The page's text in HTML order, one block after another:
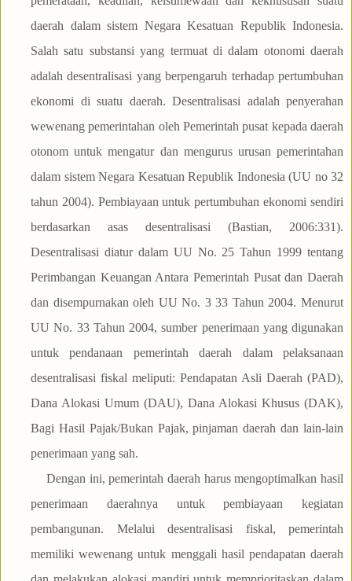
daerah dalam sistem Negara Kesatuan Republik Indonesia.
Salah satu substansi yang termuat di dalam otonomi daerah
adalah desentralisasi yang berpengaruh terhadap pertumbuhan
ekonomi di suatu daerah. Desentralisasi adalah penyerahan
wewenang pemerintahan oleh Pemerintah pusat kepada daerah
otonom untuk mengatur dan mengurus urusan pemerintahan
dalam sistem Negara Kesatuan Republik Indonesia (UU no 32
tahun 2004). Pembiayaan untuk pertumbuhan ekonomi sendiri
berdasarkan asas desentralisasi (Bastian, 2006:331).
Desentralisasi diatur dalam UU No. 25 Tahun 1999 tentang
Perimbangan Keuangan Antara Pemerintah Pusat dan Daerah
dan disempurnakan oleh UU No. 3 33 Tahun 2004. Menurut
UU No. 33 Tahun 2004, sumber penerimaan yang digunakan
untuk pendanaan pemerintah daerah dalam pelaksanaan
desentralisasi fiskal meliputi: Pendapatan Asli Daerah (PAD),
Dana Alokasi Umum (DAU), Dana Alokasi Khusus (DAK),
Bagi Hasil Pajak/Bukan Pajak, pinjaman daerah dan lain-lain
penerimaan yang sah.
Dengan ini, pemerintah daerah harus mengoptimalkan hasil
penerimaan daerahnya untuk pembiayaan kegiatan
pembangunan. Melalui desentralisasi fiskal, pemerintah
memiliki wewenang untuk menggali hasil pendapatan daerah